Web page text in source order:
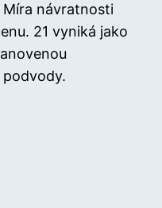
návratnosti
21 vyniká jako